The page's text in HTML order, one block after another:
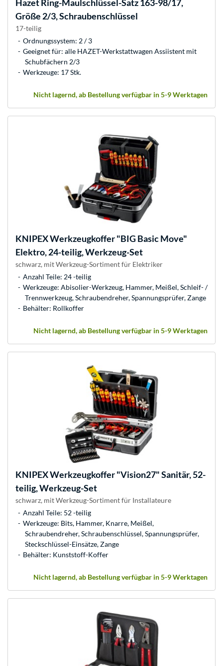
Hazet Ring-Maulschlüssel-Satz 163-98/17,
Größe 2/3, Schraubenschlüssel
17-teilig
Ordnungssystem: 2 / 3
Geeignet für: alle HAZET-Werkstattwagen Assiistent mit
Schubfächern 2/3
Werkzeuge: 17 Stk.
Nicht lagernd, ab Bestellung verfügbar in 5-9 Werktagen
KNIPEXWerkzeugkoffer "BIG Basic Move"
Elektro, 24-teilig, Werkzeug-Set
schwarz, mit Werkzeug-Sortiment für Elektriker
Anzahl Teile: 24 -teilig
Werkzeuge: Abisolier-Werkzeug, Hammer, Meißel, Schleif- /
Trennwerkzeug, Schraubendreher, Spannungsprüfer, Zange
Behälter: Rollkoffer
Nicht lagernd, ab Bestellung verfügbar in 5-9 Werktagen
KNIPEXWerkzeugkoffer "Vision27" Sanitär, 52-
teilig, Werkzeug-Set
schwarz, mit Werkzeug-Sortiment für Installateure
Anzahl Teile: 52 -teilig
Werkzeuge: Bits, Hammer, Knarre, Meißel,
Schraubendreher, Schraubenschlüssel, Spannungsprüfer,
Steckschlüssel-Einsätze, Zange
Behälter: Kunststoff-Koffer
Nicht lagernd, ab Bestellung verfügbar in 5-9 Werktagen